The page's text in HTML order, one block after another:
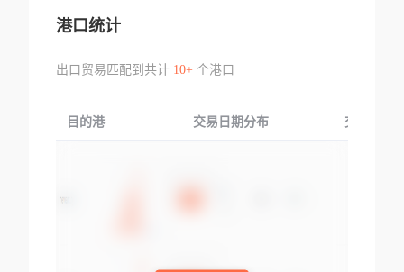
港口统计
出口贸易匹配到共计 10+个港口
目的港 交易日期分布 交易产品